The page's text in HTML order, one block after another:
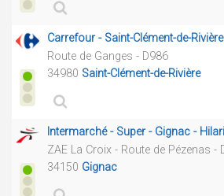
Carrefour - Saint-Clément-de-Rivière
Route de Ganges - D986
34980 Saint-Clément-de-Rivière
Intermarché - Super - Gignac -
ZAE La Croix - Route de Pézenas -
34150 Gignac